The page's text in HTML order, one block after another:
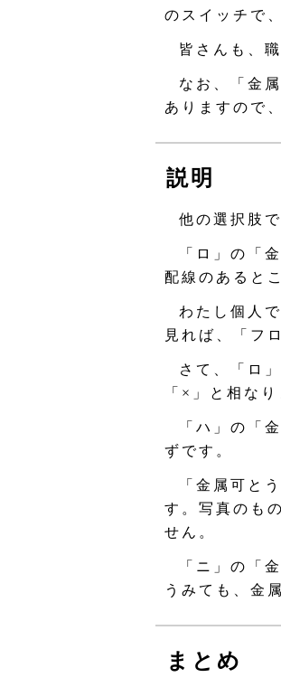
のスイッチで
皆さんも、
なお、「金
ありますので
説明
他の選択肢
「ロ」の「
配線のあると
わたし個人
見れば、「フ
さて、「ロ
「×」と相なり
「ハ」の「
ずです。
「金属可と
す。写真のも
せん。
「ニ」の「
うみても、金
まとめ